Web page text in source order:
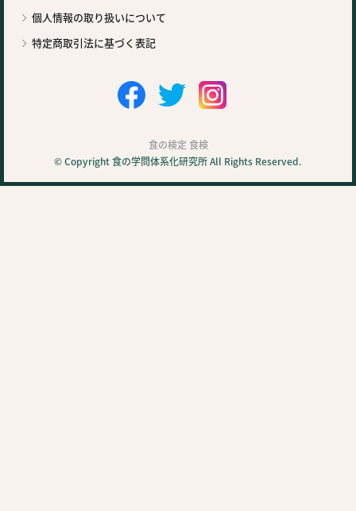
食の検定 食検
個人情報の取り扱いについて
特定商取引法に基づく表記
© Copyright 食の学問体系化研究所 All Rights Reserved.